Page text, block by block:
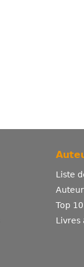
Liste
Top
Livres